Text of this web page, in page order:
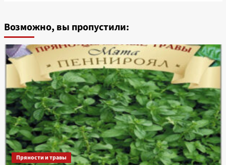
Возможно, вы пропустили:
Пряности и травы